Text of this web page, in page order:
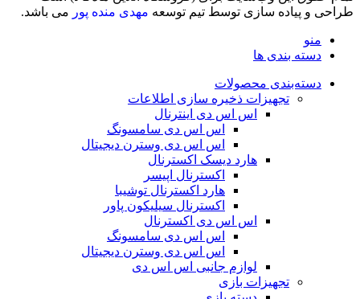
طراحی و پیاده سازی توسط تیم توسعه مهدی منده پور می باشد.
منو
دسته بندی ها
دسته‌بندی محصولات
تجهیزات ذخیره سازی اطلاعات
اس اس دی اینترنال
اس اس دی سامسونگ
اس اس دی وسترن دیجیتال
هارد دیسک اکسترنال
اکسترنال اپیسر
هارد اکسترنال توشیبا
اکسترنال سیلیکون پاور
اس اس دی اکسترنال
اس اس دی سامسونگ
اس اس دی وسترن دیجیتال
لوازم جانبی اس اس دی
تجهیزات بازی